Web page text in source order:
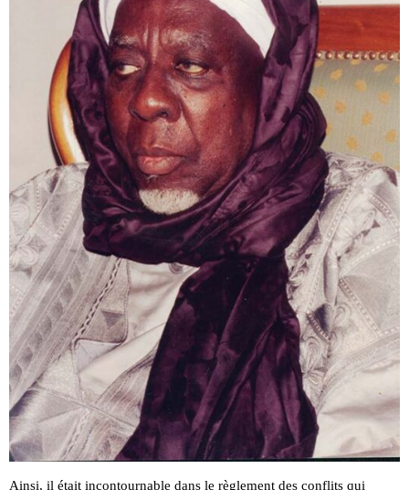
Ainsi, il était incontournable dans le règlement des conflits qui